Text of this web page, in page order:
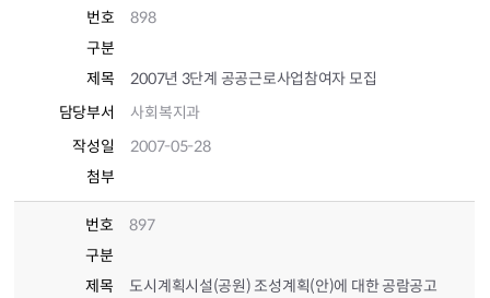
번호
898
구분
제목
2007년 3단계 공공근로사업참여자 모집
담당부서
사회복지과
작성일
2007-05-28
첨부
번호
897
구분
제목
도시계획시설(공원) 조성계획(안)에 대한 공람공고